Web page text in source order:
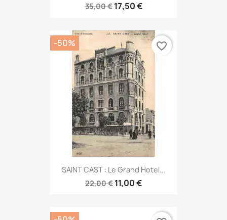
35,00 € 17,50 €
SAINT CAST : Le Grand Hotel...
22,00 € 11,00 €
-50% favorite_border